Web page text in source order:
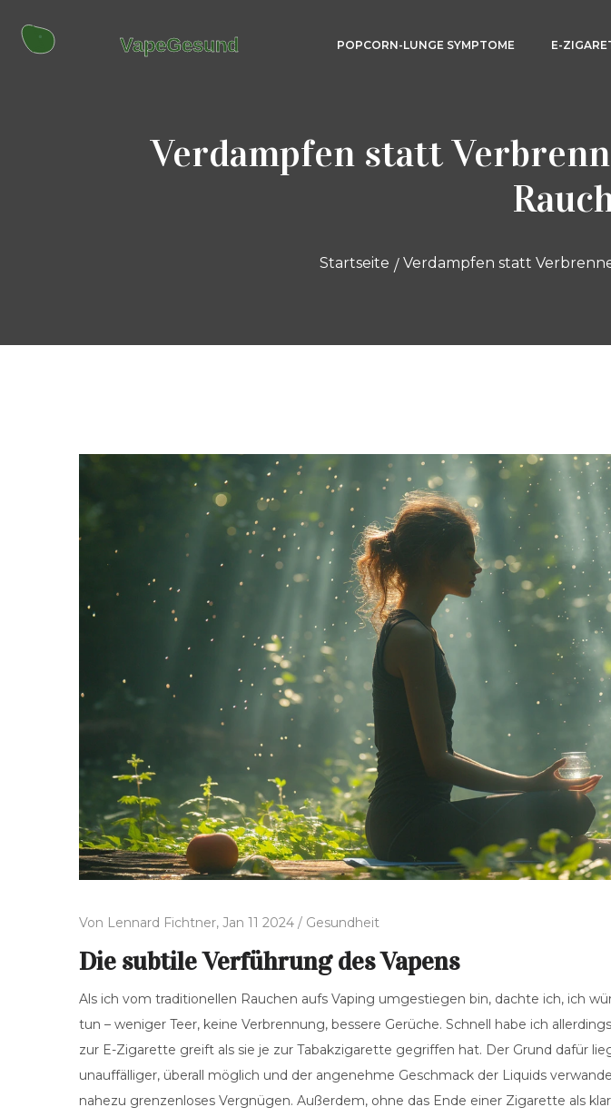
POPCORN-LUNGE SYMPTOME E-
Verdampfen statt
Startseite Verdampfen statt
Von Lennard Fichtner, Jan 11 2024 / Gesundheit
Die subtile Verführung des Vapens
Als ich vom traditionellen Rauchen aufs Vaping umgestiegen bin, dachte ich, ich
tun – weniger Teer, keine Verbrennung, bessere Gerüche. Schnell habe ich
zur E-Zigarette greift als sie je zur Tabakzigarette gegriffen hat. Der Grund dafür
unauffälliger, überall möglich und der angenehme Geschmack der Liquids
nahezu grenzenloses Vergnügen. Außerdem, ohne das Ende einer Zigarette als